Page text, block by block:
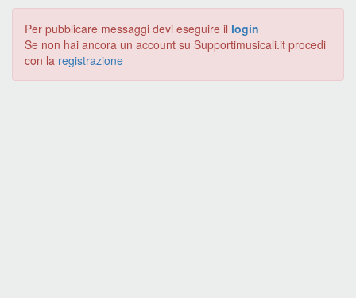
Per pubblicare messaggi devi eseguire il login
Se non hai ancora un account su Supportimusicali.it procedi
con la registrazione